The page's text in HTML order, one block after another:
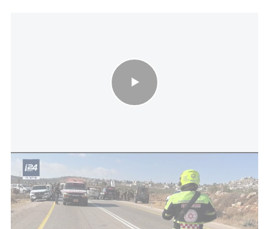
חטיבת בנימין מדגישה כי הפעילות נגד הטרור בכפר
תימשך, וכוחות הביטחון ימשיכו לפעול לסיכול פיגועים
ולמצות את הדין עם כל מי שינסה לפגוע באזרחים או
בכוחות הביטחון.